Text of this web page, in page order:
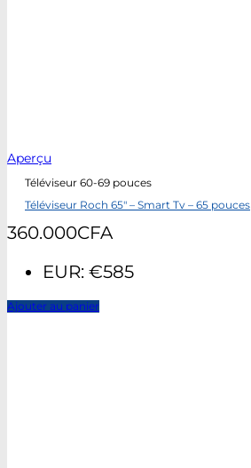
Aperçu
Téléviseur 60-69 pouces
Téléviseur Roch 65″ – Smart Tv – 65 pouces
360.000CFA
EUR: €585
Ajouter au panier